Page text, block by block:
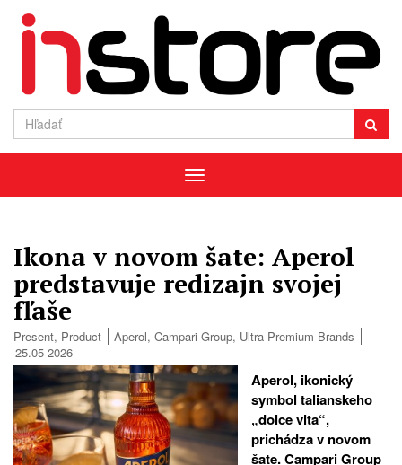
Menu
Ikona v novom šate: Aperol
predstavuje redizajn svojej
fľaše
Present, Product Aperol, Campari Group, Ultra Premium Brands
25.05 2026
Aperol, ikonický
symbol talianskeho
„dolce vita“,
prichádza v novom
šate. Campari Group